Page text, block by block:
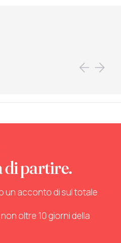
di partire.
un acconto di sul totale
oltre 10 giorni della